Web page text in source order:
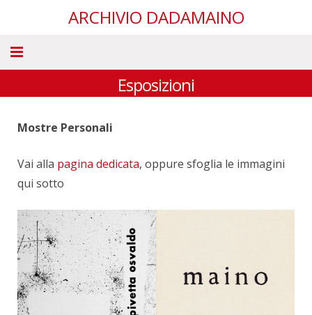
ARCHIVIO DADAMAINO
I cicli di Dadamaino
Opere
Documenti
Interviste
News
Esposizioni
Mostre Personali
Vai alla pagina dedicata, oppure sfoglia le immagini
qui sotto